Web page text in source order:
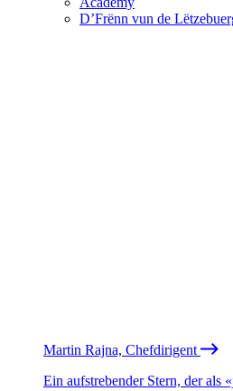
D’Frënn vun de
Martin Rajna, Chefdirigent
Ein aufstrebender Stern, der als